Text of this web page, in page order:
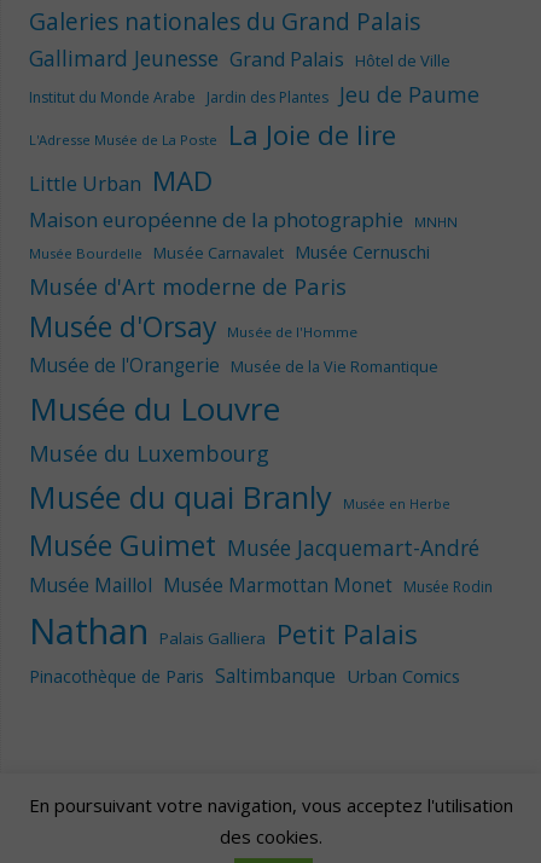
Galeries nationales du Grand Palais
Gallimard Jeunesse Grand Palais Hôtel de Ville
Institut du Monde Arabe Jardin des Plantes Jeu de Paume
L'Adresse Musée de La Poste La Joie de lire
Little Urban MAD
Maison européenne de la photographie
MNHN
Musée Bourdelle
Musée Carnavalet Musée Cernuschi
Musée d'Art moderne de Paris
Musée d'Orsay Musée de l'Homme
Musée de l'Orangerie Musée de la Vie Romantique
Musée du Louvre
Musée du Luxembourg
Musée du quai Branly Musée en Herbe
Musée Guimet Musée Jacquemart-André
Musée Maillol Musée Marmottan Monet Musée Rodin
Nathan Palais Galliera Petit Palais
Pinacothèque de Paris Saltimbanque Urban Comics
| Fièrement propulsé par
En poursuivant votre navigation, vous acceptez l'utilisation
des cookies.